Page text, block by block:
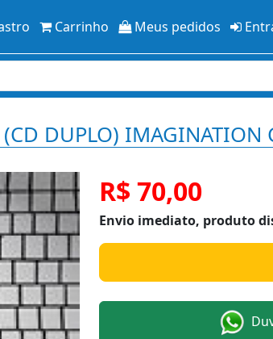
Carrinho Meus pedidos
DUPLO) IMAGINATION
R$ 70,00
Envio imediato, produto